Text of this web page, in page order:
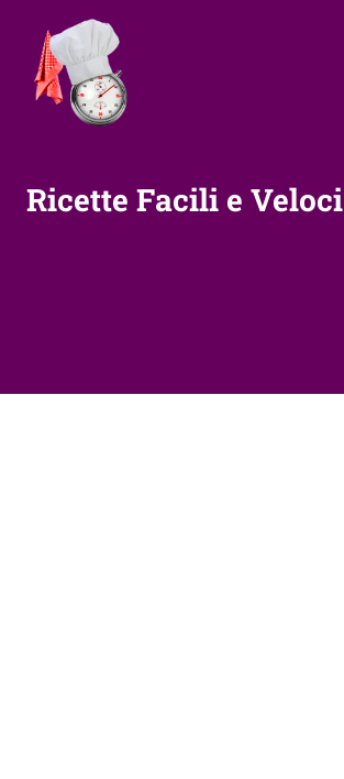
contenuto
Ricette Facili e Veloci